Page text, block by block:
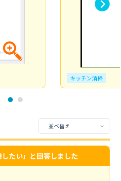
キッチン清掃
したい」と回答しました